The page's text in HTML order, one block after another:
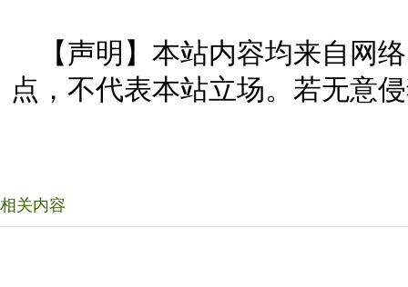
【声明】本站内容均来自网
点，不代表本站立场。若无意
相关内容